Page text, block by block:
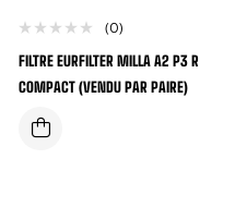
(0)
FILTRE EURFILTER MILLA A2 P3 R
COMPACT (VENDU PAR PAIRE)